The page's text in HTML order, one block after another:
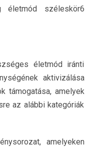
életmód széleskör6
életmód iránti
aktivizálása
támogatása, amelyek
az alábbi kategóriák
amelyeken